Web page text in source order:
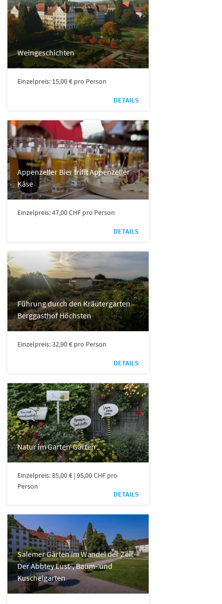
Weingeschichten
Einzelpreis: 15,00 € pro Person
DETAILS
Appenzeller Bier trifft Appenzeller
Käse
Einzelpreis: 47,00 CHF pro Person
DETAILS
Führung durch den Kräutergarten
Berggasthof Höchsten
Einzelpreis: 32,90 € pro Person
DETAILS
Natur im Garten-Gärten
Einzelpreis: 85,00 € | 95,00 CHF pro
Person
DETAILS
Salemer Gärten im Wandel der Zeit–
Der Abbtey Lust-, Baum- und
Kuschelgarten